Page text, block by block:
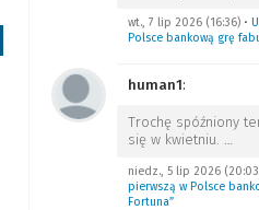
wt., 7 lip 2026 (16:36)•
Polsce bankową grę
human1:
Trochę spóźniony
się w kwietniu. …
niedz., 5 lip 2026
pierwszą w Polsce
Fortuna”